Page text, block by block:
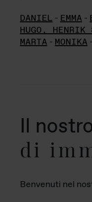
DANIEL - EMMA -
HUGO,
MARTA - MONIKA -
Il
di
Benvenuti nel